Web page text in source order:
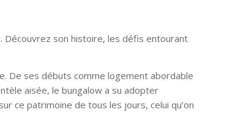
Découvrez son histoire, les défis entourant
De ses débuts comme logement abordable
aisée, le bungalow a su adopter
ce patrimoine de tous les jours, celui qu’on